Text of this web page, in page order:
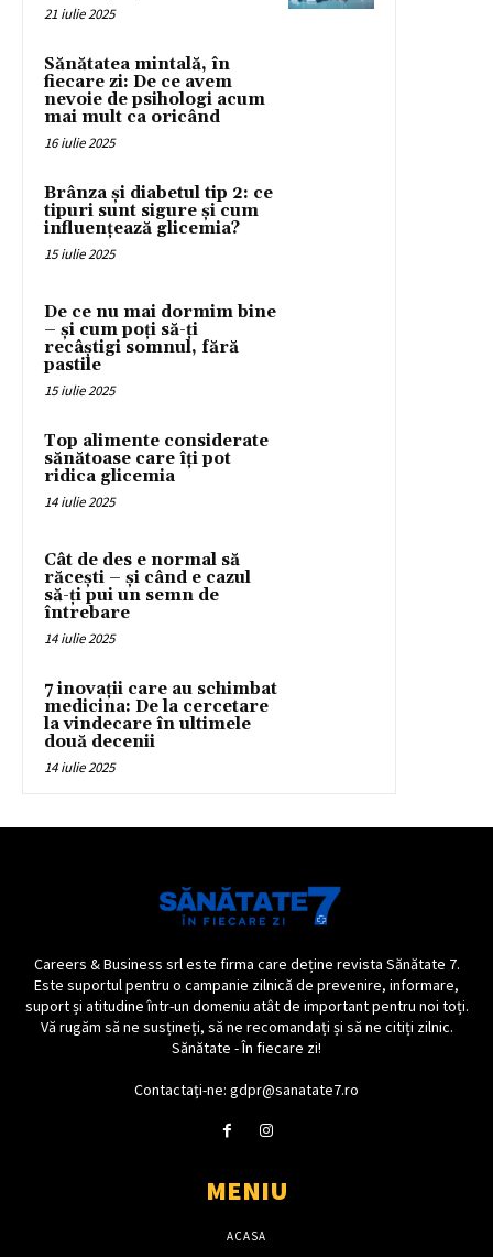
21 iulie 2025
Sănătatea mintală, în
fiecare zi: De ce avem
nevoie de psihologi acum
mai mult ca oricând
16 iulie 2025
Brânza și diabetul tip 2: ce
tipuri sunt sigure și cum
influențează glicemia?
15 iulie 2025
De ce nu mai dormim bine
– și cum poți să-ți
recâștigi somnul, fără
pastile
15 iulie 2025
Top alimente considerate
sănătoase care îți pot
ridica glicemia
14 iulie 2025
Cât de des e normal să
răcești – și când e cazul
să-ți pui un semn de
întrebare
14 iulie 2025
7 inovații care au schimbat
medicina: De la cercetare
la vindecare în ultimele
două decenii
14 iulie 2025
Careers & Business srl este firma care deține revista Sănătate 7.
Este suportul pentru o campanie zilnică de prevenire, informare,
suport și atitudine într-un domeniu atât de important pentru noi toți.
Vă rugăm să ne susțineți, să ne recomandați și să ne citiți zilnic.
Sănătate - În fiecare zi!
Contactați-ne: gdpr@sanatate7.ro
MENIU
ACASA